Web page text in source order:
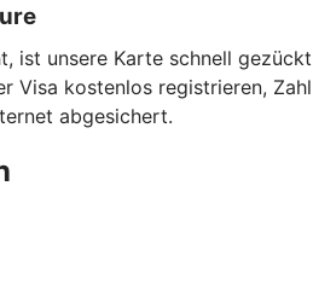
ist unsere Karte schnell
kostenlos registrieren,
abgesichert.